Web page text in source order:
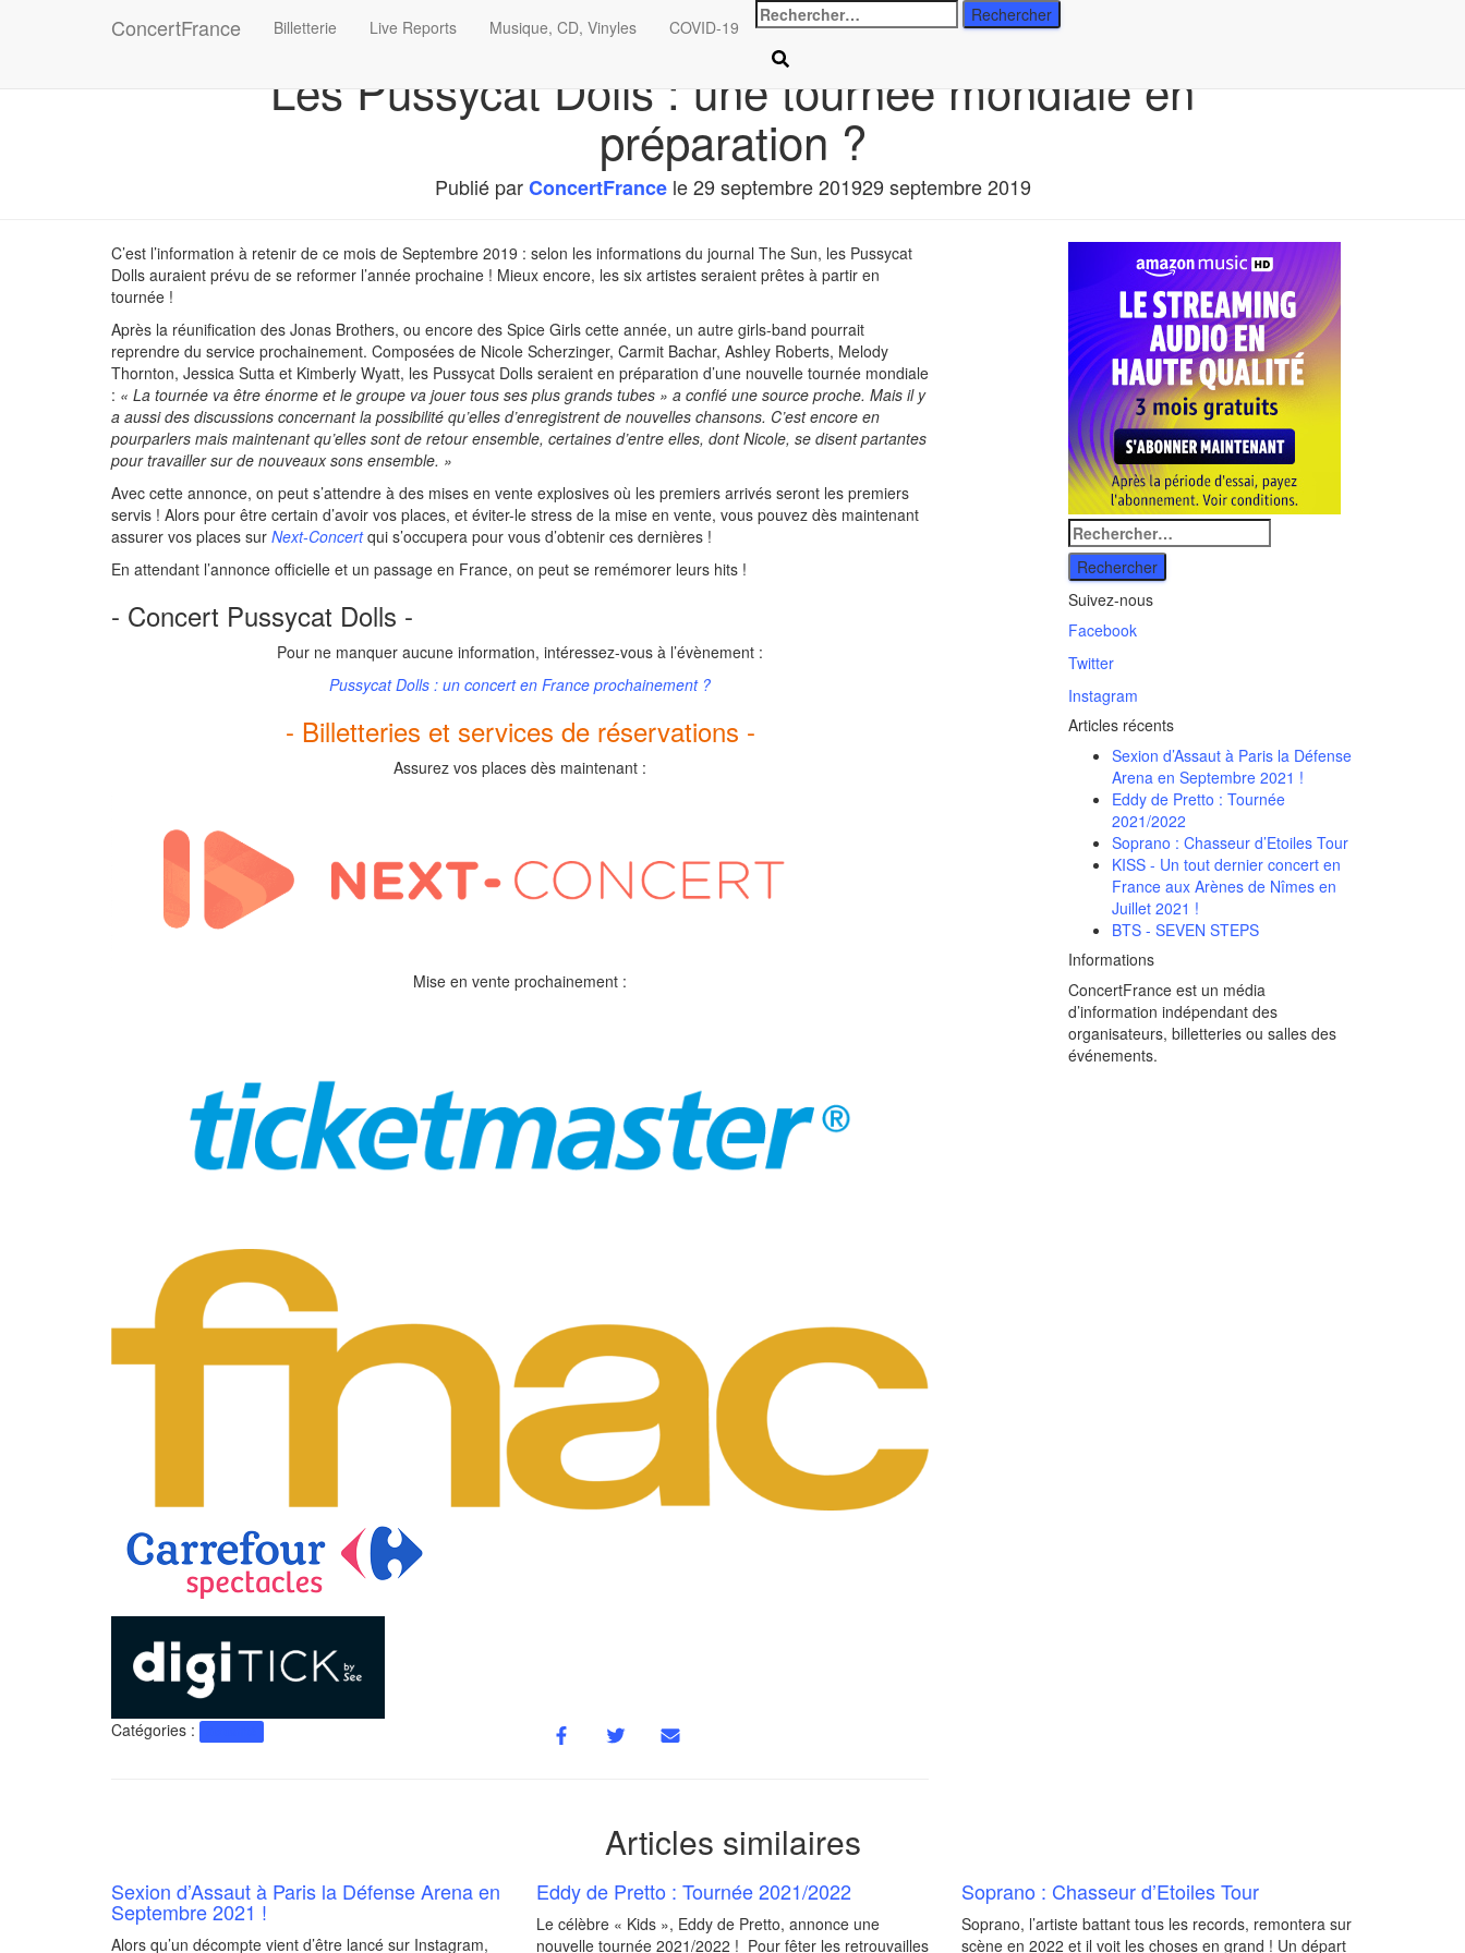
ConcertFrance Billetterie Live Reports Musique, CD, Vinyles COVID-19
Rechercher
:
Les Pussycat Dolls : une tournée mondiale en
préparation ?
Publié parConcertFrancele29 septembre 201929 septembre 2019
C’est l’information à retenir de ce mois de Septembre 2019 : selon les informations du journal The Sun, les Pussycat
Dolls auraient prévu de se reformer l’année prochaine ! Mieux encore, les six artistes seraient prêtes à partir en
tournée !
Après la réunification des Jonas Brothers, ou encore des Spice Girls cette année, un autre girls-band pourrait
reprendre du service prochainement. Composées de Nicole Scherzinger, Carmit Bachar, Ashley Roberts, Melody
Thornton, Jessica Sutta et Kimberly Wyatt, les Pussycat Dolls seraient en préparation d’une nouvelle tournée mondiale
: « La tournée va être énorme et le groupe va jouer tous ses plus grands tubes » a confié une source proche. Mais il y
a aussi des discussions concernant la possibilité qu’elles d’enregistrent de nouvelles chansons. C’est encore en
pourparlers mais maintenant qu’elles sont de retour ensemble, certaines d’entre elles, dont Nicole, se disent partantes
pour travailler sur de nouveaux sons ensemble. »
Avec cette annonce, on peut s’attendre à des mises en vente explosives où les premiers arrivés seront les premiers
servis ! Alors pour être certain d’avoir vos places, et éviter-le stress de la mise en vente, vous pouvez dès maintenant
assurer vos places sur Next-Concert qui s’occupera pour vous d’obtenir ces dernières !
En attendant l’annonce officielle et un passage en France, on peut se remémorer leurs hits !
- Concert Pussycat Dolls -
Pour ne manquer aucune information, intéressez-vous à l’évènement :
Pussycat Dolls : un concert en France prochainement ?
- Billetteries et services de réservations -
Assurez vos places dès maintenant :
Mise en vente prochainement :
Catégories :
Rechercher
:
Suivez-nous
Facebook
Twitter
Instagram
Articles récents
Sexion d’Assaut à Paris la Défense
Arena en Septembre 2021 !
Eddy de Pretto : Tournée
2021/2022
Soprano : Chasseur d’Etoiles Tour
KISS - Un tout dernier concert en
France aux Arènes de Nîmes en
Juillet 2021 !
BTS - SEVEN STEPS
Informations
ConcertFrance est un média
d’information indépendant des
organisateurs, billetteries ou salles des
événements.
Articles similaires
Sexion d’Assaut à Paris la Défense Arena en
Septembre 2021 !
Alors qu’un décompte vient d’être lancé sur Instagram,
Eddy de Pretto : Tournée 2021/2022
Le célèbre « Kids », Eddy de Pretto, annonce une
nouvelle tournée 2021/2022 ! Pour fêter les retrouvailles
Soprano : Chasseur d’Etoiles Tour
Soprano, l’artiste battant tous les records, remontera sur
scène en 2022 et il voit les choses en grand ! Un départ